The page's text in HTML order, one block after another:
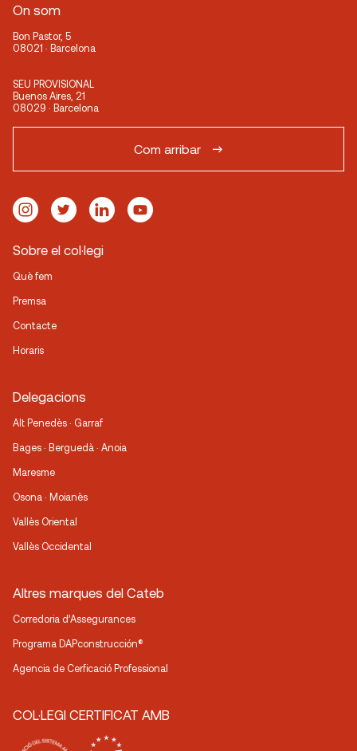
On som
Bon Pastor, 5
08021 · Barcelona
SEU PROVISIONAL
Buenos Aires, 21
08029 · Barcelona
Com arribar
Sobre el col·legi
Què fem
Premsa
Contacte
Horaris
Delegacions
Alt Penedès · Garraf
Bages · Berguedà · Anoia
Maresme
Osona · Moianès
Vallès Oriental
Vallès Occidental
Altres marques del Cateb
Corredoria d’Assegurances
Programa DAPconstrucción®
Agencia de Cerficació Professional
COL·LEGI CERTIFICAT AMB